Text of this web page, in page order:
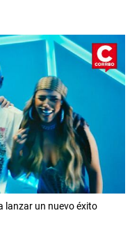
lanzar un nuevo éxito